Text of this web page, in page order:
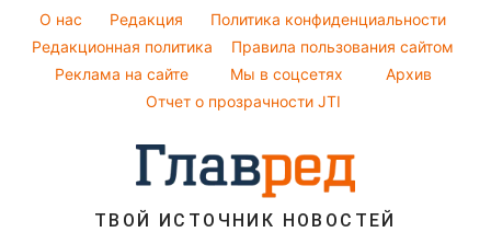
Женские стрижки
Авто
Тарифы
Курс валют
O нас Редакция
Политика конфиденциальности
Редакционная политика
Правила пользования сайтом
Реклама на сайте
Мы в соцсетях
Архив
Отчет о прозрачности JTI
ТВОЙ ИСТОЧНИК НОВОСТЕЙ